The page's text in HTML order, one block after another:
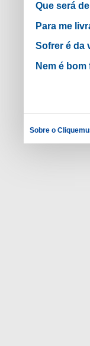
Que será
Para me
Sofrer é da
Nem é bom
Sobre o